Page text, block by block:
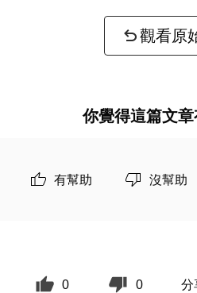
觀看原
你覺得這篇文章
有幫助 沒幫助
0 0 分